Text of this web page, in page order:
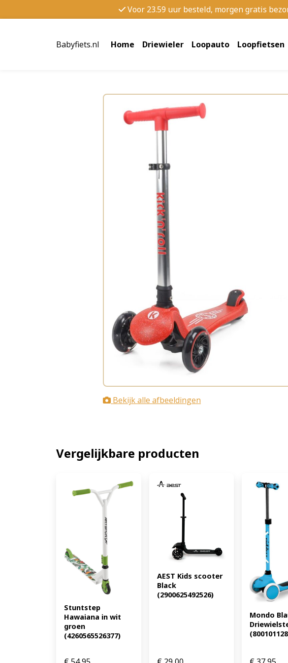
Voor 23.59 uur besteld, morgen gratis
Babyfiets.nl Home Driewieler Loopauto Loopfietsen
Bekijk alle afbeeldingen
Vergelijkbare producten
Stuntstep
Hawaiana in wit
groen
(4260565526377)
AEST Kids scooter
Black
(2900625492526)
Mondo